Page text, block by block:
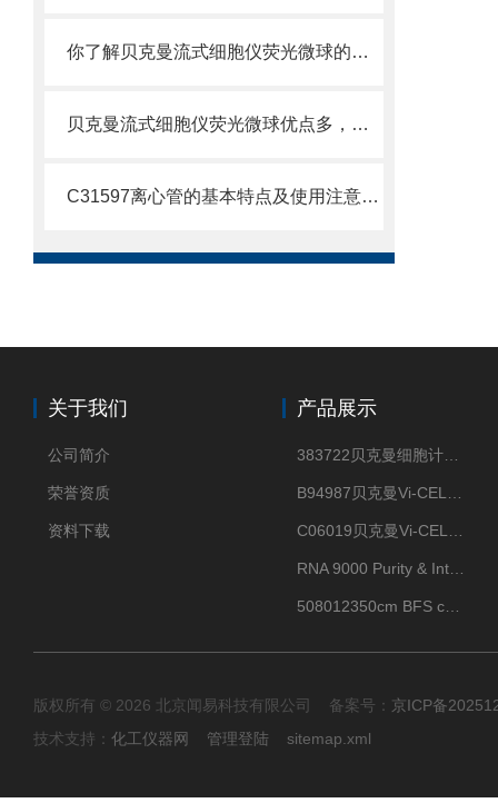
你了解贝克曼流式细胞仪荧光微球的制备之怎样的吗
贝克曼流式细胞仪荧光微球优点多，实用效果好
C31597离心管的基本特点及使用注意事项
关于我们
公司简介
荣誉资质
资料下载
产品展示
版权所有 © 2026 北京闻易科技有限公司 备案号： 京ICP备
技术支持： 化工仪器网 管理登陆 sitemap.xml